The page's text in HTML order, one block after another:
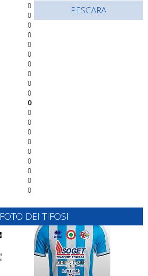
0
0
0
0
0
0
0
0
0
0
0
0
0
0
0
0
0
0
0
0
PESCARA
FOTO DEI TIFOSI